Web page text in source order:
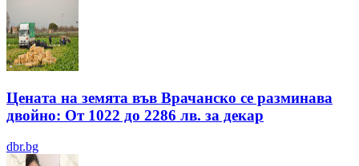
Цената на земята във Врачанско се разминава
двойно: От 1022 до 2286 лв. за декар
dbr.bg